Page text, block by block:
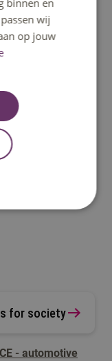
society
lector
for society
- automotive
wij
op jouw